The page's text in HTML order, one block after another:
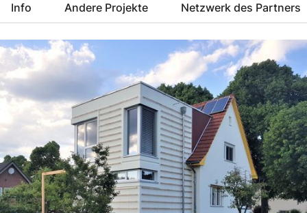
Info Andere Projekte Netzwerk des Partners